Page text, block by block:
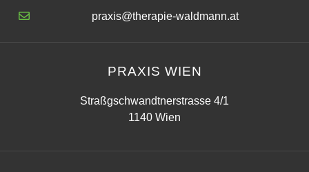
praxis@therapie-waldmann.at
PRAXIS WIEN
Straßgschwandtnerstrasse 4/1
1140 Wien